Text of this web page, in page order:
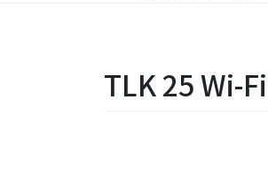
TLK 25 Wi-